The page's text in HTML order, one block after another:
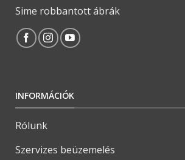
Sime robbantott ábrák
INFORMÁCIÓK
Rólunk
Szervizes beüzemelés